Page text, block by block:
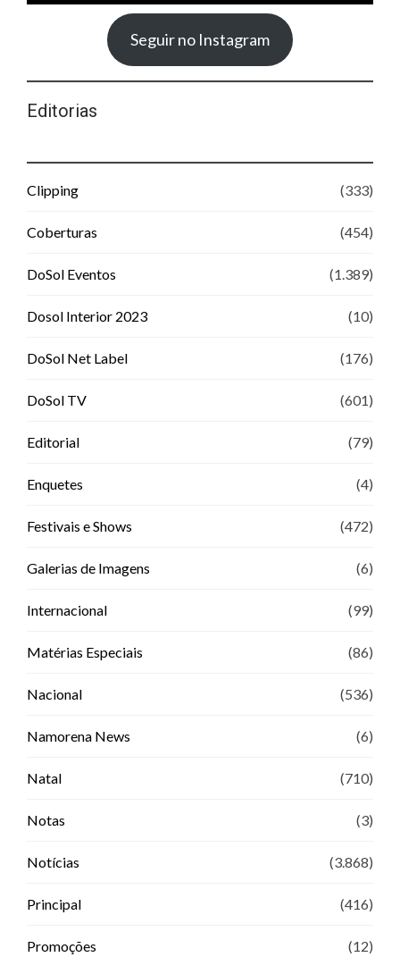
Seguir no Instagram
Editorias
Clipping (333)
Coberturas (454)
DoSol Eventos (1.389)
Dosol Interior 2023 (10)
DoSol Net Label (176)
DoSol TV (601)
Editorial (79)
Enquetes (4)
Festivais e Shows (472)
Galerias de Imagens (6)
Internacional (99)
Matérias Especiais (86)
Nacional (536)
Namorena News (6)
Natal (710)
Notas (3)
Notícias (3.868)
Principal (416)
Promoções (12)